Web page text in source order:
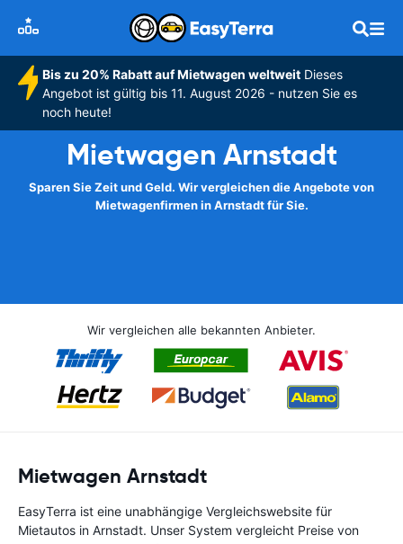
Bis zu 20% Rabatt auf Mietwagen weltweitDieses
Angebot ist gültig bis 11. August 2026 - nutzen Sie es
noch heute!
Mietwagen Arnstadt
Sparen Sie Zeit und Geld. Wir vergleichen die Angebote von
Mietwagenfirmen in Arnstadt für Sie.
Wir vergleichen alle bekannten Anbieter.
Mietwagen Arnstadt
EasyTerra ist eine unabhängige Vergleichswebsite für
Mietautos in Arnstadt. Unser System vergleicht Preise von